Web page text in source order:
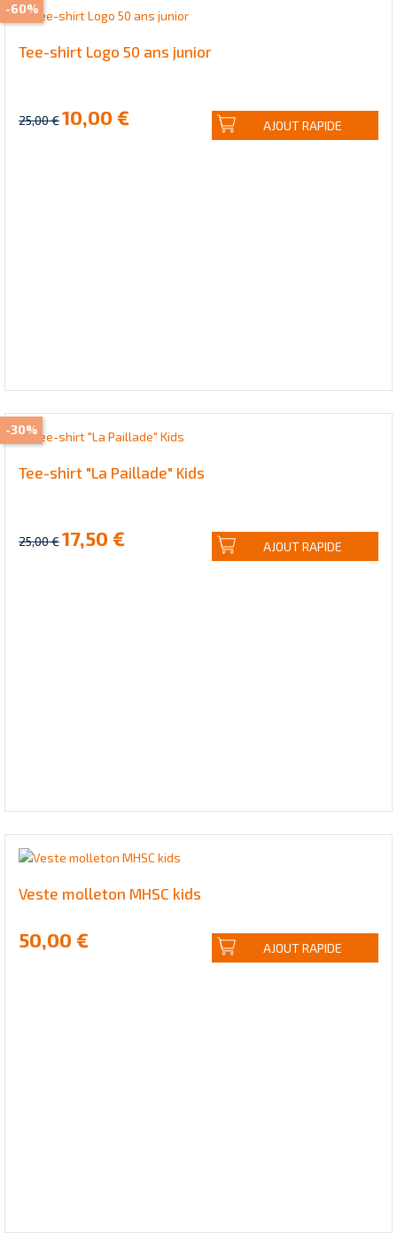
Tee-shirt Logo 50 ans junior
25,00 €10,00 € AJOUT RAPIDE
-60%
Tee-shirt "La Paillade" Kids
25,00 €17,50 € AJOUT RAPIDE
-30%
Veste molleton MHSC kids
50,00 € AJOUT RAPIDE